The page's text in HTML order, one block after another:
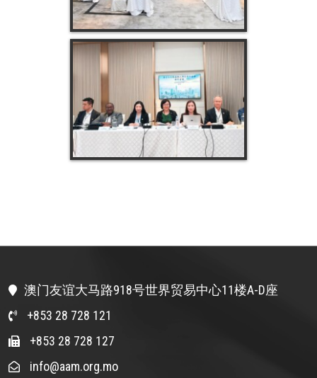
澳门友谊大马路918号世界贸易中心11楼A-D座
+853 28 728 121
+853 28 728 127
info@aam.org.mo